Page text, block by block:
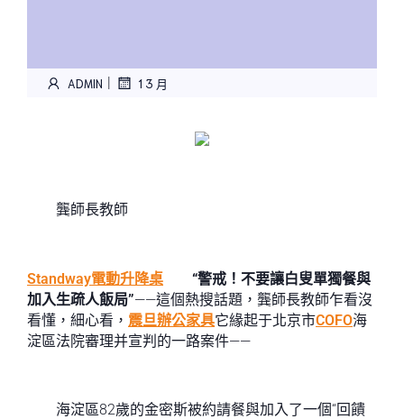
ADMIN | 1 3 月
龔師長教師
Standway電動升降桌
“警戒！不要讓白叟單獨餐與
加入生疏人飯局”——這個熱搜話題，龔師長教師乍看沒
看懂，細心看， 震旦辦公家具它緣起于北京市COFO海
淀區法院審理并宣判的一路案件——
海淀區82歲的金密斯被約請餐與加入了一個“回饋